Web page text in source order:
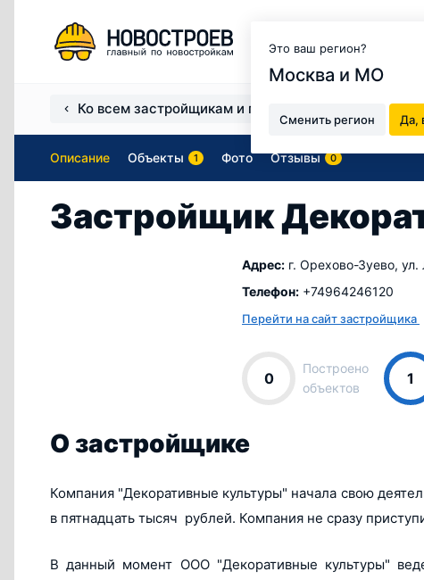
Это ваш регион?
Москва и МО
Сменить регион Да,
Ко всем застройщикам и продавцам
Описание Объекты 1 Фото Отзывы 0
Застройщик
Адрес: г. Орехово-Зуево,
Телефон: +74964246120
Перейти на сайт застройщика
0
Построено
объектов
1
О застройщике
Компания "Декоративные культуры" начала свою
в пятнадцать тысяч рублей. Компания не сразу
В данный момент ООО "Декоративные культуры"